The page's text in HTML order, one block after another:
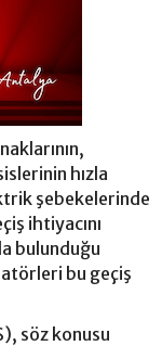
hızla
şebekelerinde
ihtiyacını
bulunduğu
bu geçiş
söz konusu